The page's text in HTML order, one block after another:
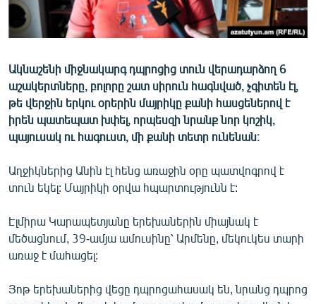
ՏՏ ԵՒ ԻՆՏԵՐՆԵՏ
ԱՐԽԻՎ
ՏԵՍԱՆՅՈՒԹԵՐ
ԲԱՆԱՎԵՃ
ՁԳՏԵԼՈՎ ԼԱՎԱԳՈՒՅՆԻՆ
ՓՈԴՔԱՍԹ
English
Русский
ՀԵՏԵՎԵՔ ՄԵԶ
Ակնաշենի միջնակարգ դպրոցից տուն վերադարձող 6
աշակերտները, բոլորը շատ սիրուն հագնված, չգիտեն էլ,
թե վերջին երկու օրերին մայրիկը քանի հասցեներով է
իրեն պատեպատ խփել, որպեսզի նրանք նոր կոշիկ,
պայուսակ ու հագուստ, մի քանի տետր ունենան։
Աղջիկներից Անին էլ հենց առաջին օրը պատվոգրով է
տուն եկել: Մայրիկի օրվա հպարտությունն է:
Էլմիրա Կարապետյանը երեխաներին միայնակ է
մեծացնում, 39-ամյա ամուսինը՝ Արմենը, մեկուկես տարի
առաջ է մահացել:
Յոթ երեխաներից վեցը դպրոցահասակ են, նրանց դպրոց